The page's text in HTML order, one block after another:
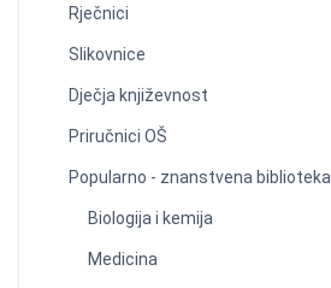
Rječnici
Slikovnice
Dječja književnost
Priručnici OŠ
Popularno - znanstvena biblioteka
Biologija i kemija
Medicina